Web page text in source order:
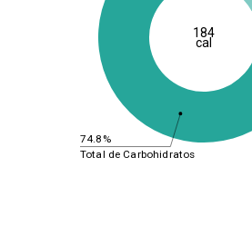
74.8%
Total de Carbohidratos
184
cal